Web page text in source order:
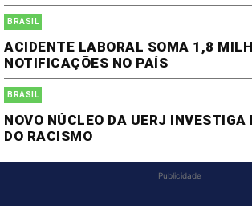
BRASIL
ACIDENTE LABORAL SOMA 1,8
NOTIFICAÇÕES NO PAÍS
BRASIL
NOVO NÚCLEO DA UERJ
DO RACISMO
Publicidade